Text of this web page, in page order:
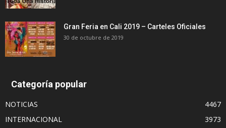
Gran Feria en Cali 2019 – Carteles Oficiales
30 de octubre de 2019
Categoría popular
NOTICIAS
4467
INTERNACIONAL
3973